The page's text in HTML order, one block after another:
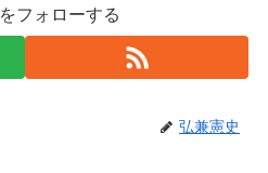
フォローする
弘兼憲史